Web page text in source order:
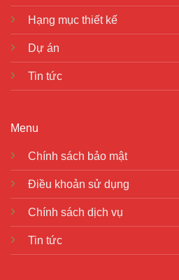
Hạng mục thiết kế
Dự án
Tin tức
Menu
Chính sách bảo mật
Điều khoản sử dụng
Chính sách dịch vụ
Tin tức